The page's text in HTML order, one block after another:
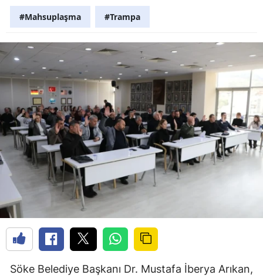
#Mahsuplaşma #Trampa
Söke Belediye Başkanı Dr. Mustafa İberya Arıkan,